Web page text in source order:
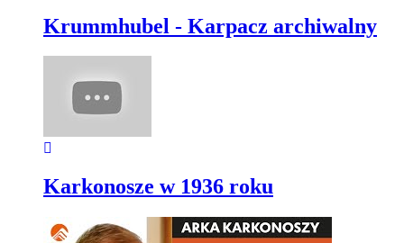
Krummhubel - Karpacz archiwalny
Karkonosze w 1936 roku